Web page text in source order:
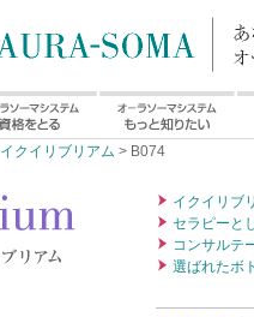
イクイリブリアム > B074
イクイリブ
セラピーと
コンサルテ
選ばれたボ